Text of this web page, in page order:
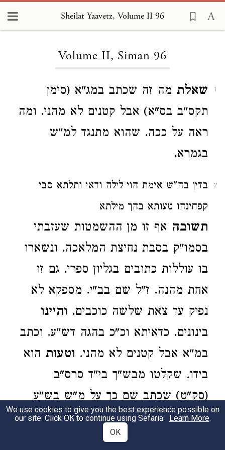
Sheilat Yaavetz, Volume II 96
Volume II, Siman 96
1 שאלת מה זה שכתב במג"א (סימן
תקס"ב בס"א) אבל קטנים לא מהני. ומה
ראה על ככה. שהוא מתנגד למ"ש
בגמרא.
2
בדין בה"ש אימת הוי לילה ודאי ותלתא סבי
קפחינהו טעותא בהך מילתא
תשובה אף זו מן ההשמטות שעזבתי
בסמו"ק בסבת נחיצת המלאכה. ונשארו
בו עוללות כתובים בגליון ספרי. גם זו
אחת מהנה. ז"ל שם בב"י. מספקא לא
נפיק עד צאת שלשה כוכבים. והיינו
בינונים. כדאיתא וכ"כ בהגה דש"ע. וכתב
במ"א אבל קטנים לא מהני. וטעות הוא
בידו. שקלטו מבש"ך בי"ד סרס"ב
(סק"ט) שכתב שם כך על מ"ש בש"ע
ס"ה נולד כשהיו נראים ברקיע כוכבים
קטנים מאד. יש לסמוך עליהם לספק כו'.
We use cookies to give you the best experience possible on
our site. Click OK to continue using Sefaria. Learn More.
OK